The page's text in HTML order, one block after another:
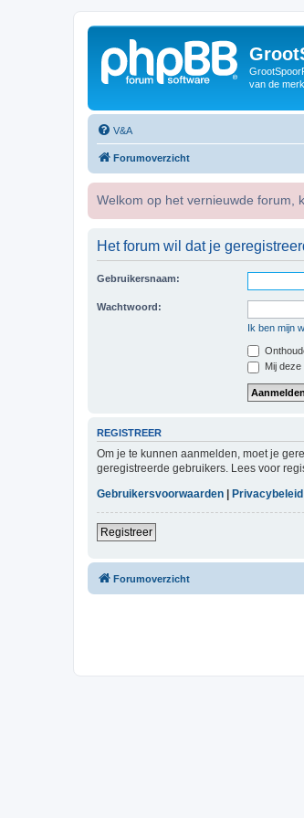
van de
V&A
Forumoverzicht
Welkom op het vernieuwde forum,
Het forum wil dat je
Gebruikersnaam:
Wachtwoord:
Ik ben mijn
Mij
REGISTREER
Om je te kunnen aanmelden, moet je
geregistreerde gebruikers. Lees voor
Gebruikersvoorwaarden
Privacybeleid
Registreer
Forumoverzicht